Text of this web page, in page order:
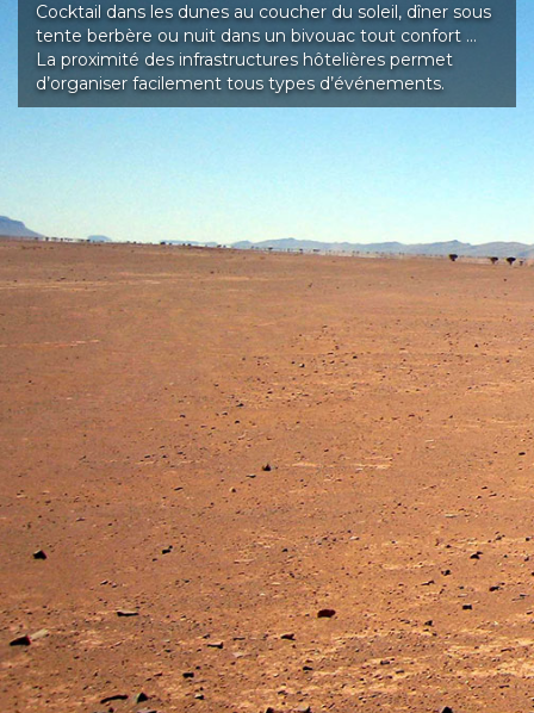
Cocktail dans les dunes au coucher du soleil, dîner sous
tente berbère ou nuit dans un bivouac tout confort …
La proximité des infrastructures hôtelières permet
d’organiser facilement tous types d’événements.